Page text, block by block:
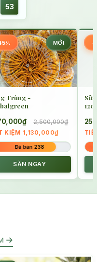
52
MỚI
Trùng -
2,500,000₫
KIỆM 1,130,000₫
Đã bán 238
SĂN NGAY
-